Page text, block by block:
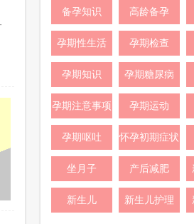
备孕知识 高龄备孕
孕期性生活 孕期检查
孕期知识 孕期糖尿病
孕期注意事项 孕期运动
孕期呕吐 怀孕初期症状
坐月子 产后减肥
新生儿 新生儿护理